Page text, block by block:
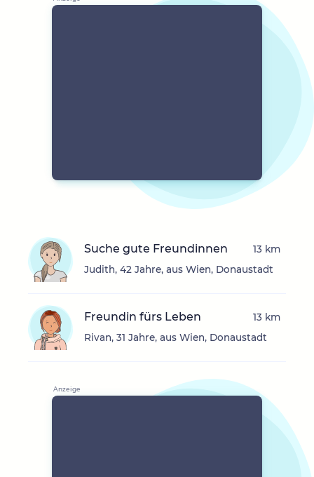
Suche gute Freundinnen
Judith, 42 Jahre, aus Wien, Donaustadt
13 km
Freundin fürs Leben
Rivan, 31 Jahre, aus Wien, Donaustadt
13 km